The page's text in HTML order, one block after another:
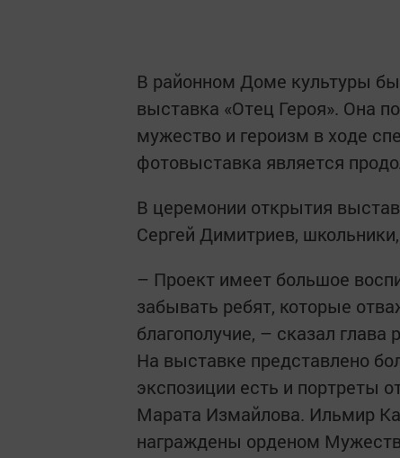
В районном Доме культуры
выставка «Отец Героя». Она
мужество и героизм в ходе
фотовыставка является
В церемонии открытия
Сергей Димитриев,
– Проект имеет большое
забывать ребят, которые
благополучие, – сказал
На выставке представлено
экспозиции есть и портреты
Марата Измайлова. Ильмир
награждены орденом